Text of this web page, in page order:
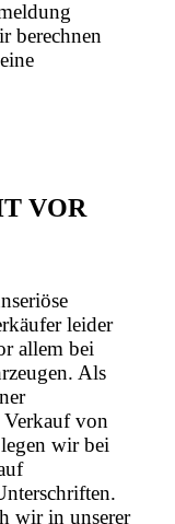
berechnen
VOR
leider
allem bei
Als
Verkauf von
wir bei
wir in unserer